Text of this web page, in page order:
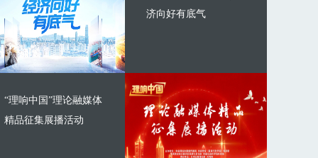
济向好有底气
“理响中国”理论融媒体
精品征集展播活动